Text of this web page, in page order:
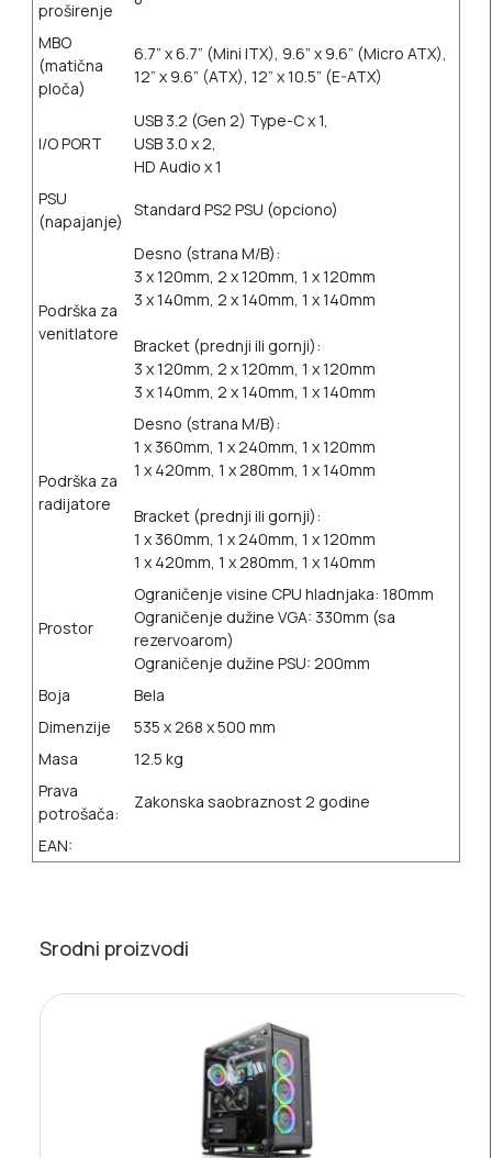
proširenje
MBO
(matična
ploča)
6.7” x 6.7” (Mini ITX), 9.6” x 9.6” (Micro ATX),
12” x 9.6” (ATX), 12” x 10.5” (E-ATX)
I/O PORT
USB 3.2 (Gen 2) Type-C x 1,
USB 3.0 x 2,
HD Audio x 1
PSU
(napajanje)
Standard PS2 PSU (opciono)
Podrška za
venitlatore
Desno (strana M/B):
3 x 120mm, 2 x 120mm, 1 x 120mm
3 x 140mm, 2 x 140mm, 1 x 140mm
Bracket (prednji ili gornji):
3 x 120mm, 2 x 120mm, 1 x 120mm
3 x 140mm, 2 x 140mm, 1 x 140mm
Podrška za
radijatore
Desno (strana M/B):
1 x 360mm, 1 x 240mm, 1 x 120mm
1 x 420mm, 1 x 280mm, 1 x 140mm
Bracket (prednji ili gornji):
1 x 360mm, 1 x 240mm, 1 x 120mm
1 x 420mm, 1 x 280mm, 1 x 140mm
Prostor
Ograničenje visine CPU hladnjaka: 180mm
Ograničenje dužine VGA: 330mm (sa
rezervoarom)
Ograničenje dužine PSU: 200mm
Boja
Bela
Dimenzije
535 x 268 x 500 mm
Masa
12.5 kg
Prava
potrošača:
Zakonska saobraznost 2 godine
EAN:
Srodni proizvodi